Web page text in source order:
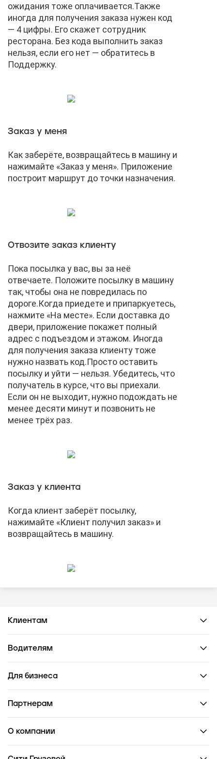
ожидания тоже оплачивается.Также
иногда для получения заказа нужен код
— 4 цифры. Его скажет сотрудник
ресторана. Без кода выполнить заказ
нельзя, если его нет — обратитесь в
Поддержку.
Заказ у меня
Как заберёте, возвращайтесь в машину и
нажимайте «Заказ у меня». Приложение
построит маршрут до точки назначения.
Отвозите заказ клиенту
Пока посылка у вас, вы за неё
отвечаете. Положите посылку в машину
так, чтобы она не повредилась по
дороге.Когда приедете и припаркуетесь,
нажмите «На месте». Если доставка до
двери, приложение покажет полный
адрес с подъездом и этажом. Иногда
для получения заказа клиенту тоже
нужно назвать код.Просто оставить
посылку и уйти — нельзя. Убедитесь, что
получатель в курсе, что вы приехали.
Если он не выходит, нужно подождать не
менее десяти минут и позвонить не
менее трёх раз.
Заказ у клиента
Когда клиент заберёт посылку,
нажимайте «Клиент получил заказ» и
возвращайтесь в машину.
Клиентам
Водителям
Для бизнеса
Партнерам
О компании